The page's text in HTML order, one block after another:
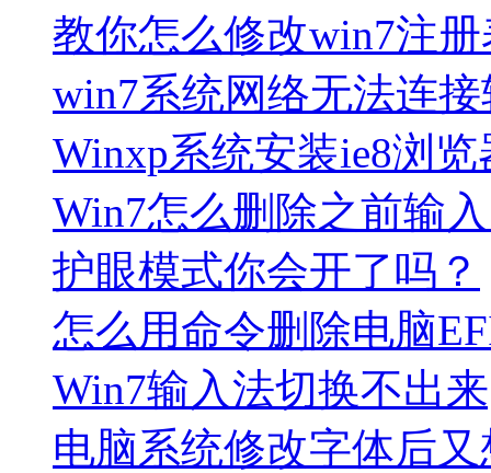
教你怎么修改win7注
win7系统网络无法连
Winxp系统安装ie8浏
Win7怎么删除之前输
护眼模式你会开了吗？
怎么用命令删除电脑
Win7输入法切换不出
电脑系统修改字体后